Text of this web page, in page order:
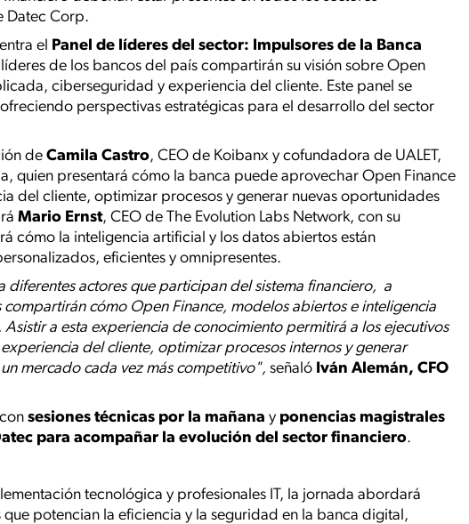
Datec Corp.
el Panel de líderes del sector: Impulsores de la Banca
de los bancos del país compartirán su visión sobre Open
ciberseguridad y experiencia del cliente. Este panel se
perspectivas estratégicas para el desarrollo del sector
de Camila Castro, CEO de Koibanx y cofundadora de UALET,
quien presentará cómo la banca puede aprovechar Open Finance
del cliente, optimizar procesos y generar nuevas oportunidades
Mario Ernst, CEO de The Evolution Labs Network, con su
cómo la inteligencia artificial y los datos abiertos están
eficientes y omnipresentes.
diferentes actores que participan del sistema financiero, a
cómo Open Finance, modelos abiertos e inteligencia
a esta experiencia de conocimiento permitirá a los ejecutivos
del cliente, optimizar procesos internos y generar
mercado cada vez más competitivo", señaló Iván Alemán, CFO
sesiones técnicas por la mañana y ponencias magistrales
para acompañar la evolución del sector financiero.
tecnológica y profesionales IT, la jornada abordará
potencian la eficiencia y la seguridad en la banca digital,